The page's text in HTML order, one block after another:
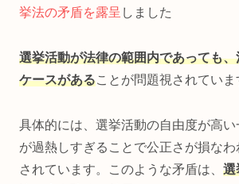
挙法の矛盾を露呈 しました
選挙活動が法律の範囲内であっても
ケースがあることが問題視されていま
具体的には、選挙活動の自由度が高
が過熱しすぎることで公正さが損な
されています。このような矛盾は、 選